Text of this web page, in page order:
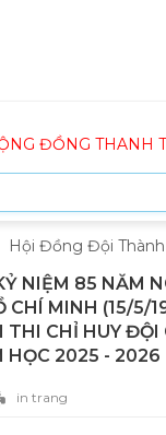
THIẾU NHI
Hội Đồng Đội
NIỆM 85 NĂM
CHÍ MINH (15/5/
CHỈ HUY ĐỘI
HỌC 2025 - 2026
in trang